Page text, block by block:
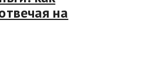
на